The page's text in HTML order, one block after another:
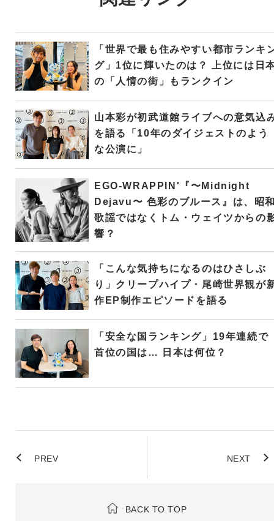
「世界で最も住みやすい都市ランキ
グ」1位に輝いたのは？ 上位には日
の「人情の街」もランクイン
山本彩が初武道館ライブへの意気込
を語る「10年のダイジェストのよう
な公演に」
EGO-WRAPPIN'『〜Midnight
Dejavu〜 色彩のブルース』は、昭
歌謡ではなくトム・ウェイツからの
響？
「こんな気持ちになるのはひさしぶ
り」クリープハイプ・尾崎世界観が
作EP制作エピソードを語る
「安全な国ランキング」19年連続で
首位の国は… 日本は何位？
PREV NEXT
BACK TO TOP